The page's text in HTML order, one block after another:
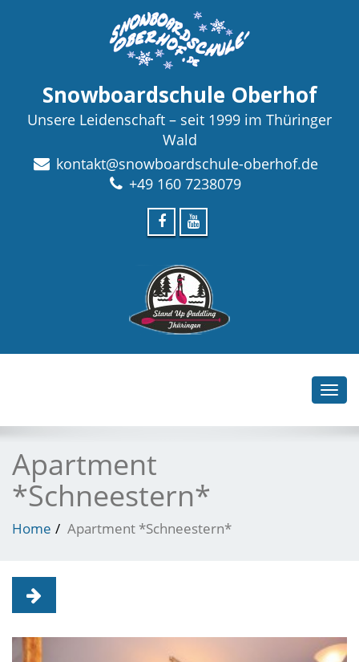
Snowboardschule Oberhof
Unsere Leidenschaft – seit 1999 im Thüringer
Wald
kontakt@snowboardschule-oberhof.de
+49 160 7238079
Apartment
*Schneestern*
Home Apartment *Schneestern*